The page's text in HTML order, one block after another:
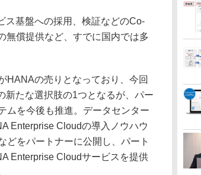
基盤への採用、検証などのCo-
無償提供など、すでに国内では多
の売りとなっており、今回
新たな選択肢の1つとなるが、パー
ムを今後も推進。データセンター
Enterprise Cloudの導入ノウハウ
どをパートナーに公開し、パート
Enterprise Cloudサービスを提供